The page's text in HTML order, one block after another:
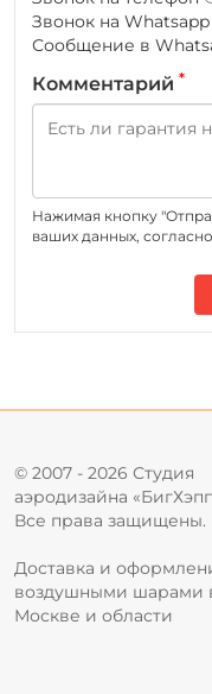
Звонок на Whatsapp
Сообщение в
Комментарий *
Нажимая кнопку
ваших данных, согласно
© 2007 - 2026 Студия
аэродизайна
Все права защищены.
Доставка и
воздушными шарами
Москве и области